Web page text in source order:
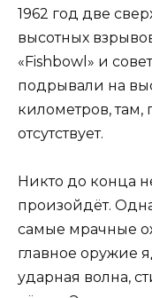
1962 год две
высотных
«Fishbowl» и
подрывали на
километров, там,
отсутствует.
Никто до конца
произойдёт.
самые мрачные
главное оружие
ударная волна,